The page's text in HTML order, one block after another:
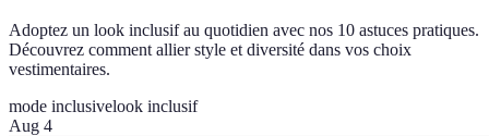
Adoptez un look inclusif au quotidien avec nos 10 astuces pratiques.
Découvrez comment allier style et diversité dans vos choix
vestimentaires.
mode inclusivelook inclusif
Aug 4